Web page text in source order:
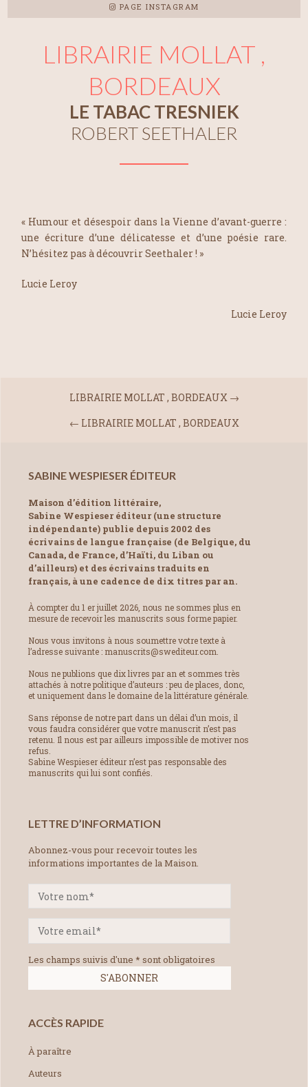
PAGE INSTAGRAM
LIBRAIRIE MOLLAT ,
BORDEAUX
LE TABAC TRESNIEK
ROBERT SEETHALER
« Humour et désespoir dans la Vienne d’avant-guerre :
une écriture d’une délicatesse et d’une poésie rare.
N’hésitez pas à découvrir Seethaler ! »
Lucie Leroy
Lucie Leroy
LIBRAIRIE MOLLAT , BORDEAUX →
← LIBRAIRIE MOLLAT , BORDEAUX
SABINE WESPIESER ÉDITEUR
Maison d’édition littéraire,
Sabine Wespieser éditeur (une structure
indépendante) publie depuis 2002 des
écrivains de langue française (de Belgique, du
Canada, de France, d’Haïti, du Liban ou
d’ailleurs) et des écrivains traduits en
français, à une cadence de dix titres par an.
À compter du 1 er juillet 2026, nous ne sommes plus en
mesure de recevoir les manuscrits sous forme papier.
Nous vous invitons à nous soumettre votre texte à
l’adresse suivante : manuscrits@swediteur.com.
Nous ne publions que dix livres par an et sommes très
attachés à notre politique d’auteurs : peu de places, donc,
et uniquement dans le domaine de la littérature générale.
Sans réponse de notre part dans un délai d’un mois, il
vous faudra considérer que votre manuscrit n’est pas
retenu. Il nous est par ailleurs impossible de motiver nos
refus.
Sabine Wespieser éditeur n’est pas responsable des
manuscrits qui lui sont confiés.
LETTRE D’INFORMATION
Abonnez-vous pour recevoir toutes les
informations importantes de la Maison.
Les champs suivis d'une * sont obligatoires
ACCÈS RAPIDE
À paraître
Auteurs